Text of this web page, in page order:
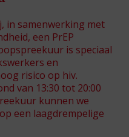
in samenwerking met
een PrEP
is speciaal
en
risico op hiv.
van 13:30 tot 20:00
kunnen we
een laagdrempelige